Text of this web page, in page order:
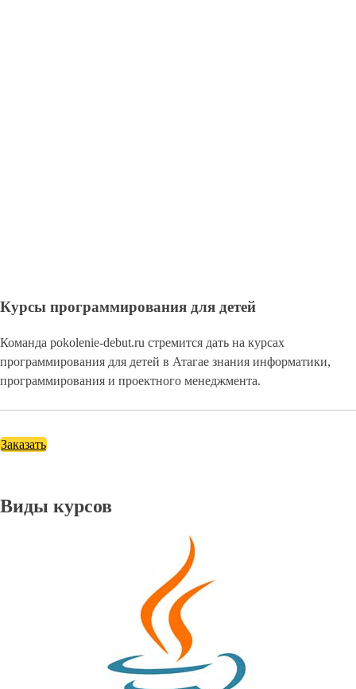
Курсы программирования для детей
Команда pokolenie-debut.ru стремится дать на курсах
программирования для детей в Атагае знания информатики,
программирования и проектного менеджмента.
Заказать
Виды курсов